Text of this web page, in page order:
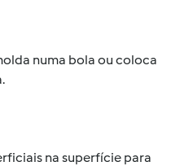
numa bola ou coloca
na superfície para